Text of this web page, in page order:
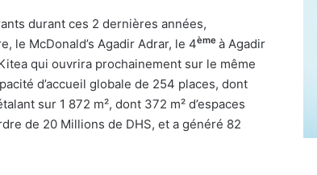
durant ces 2 dernières années,
le McDonald’s Agadir Adrar, le 4ème à Agadir
qui ouvrira prochainement sur le même
d’accueil globale de 254 places, dont
sur 1 872 m², dont 372 m² d’espaces
de 20 Millions de DHS, et a généré 82